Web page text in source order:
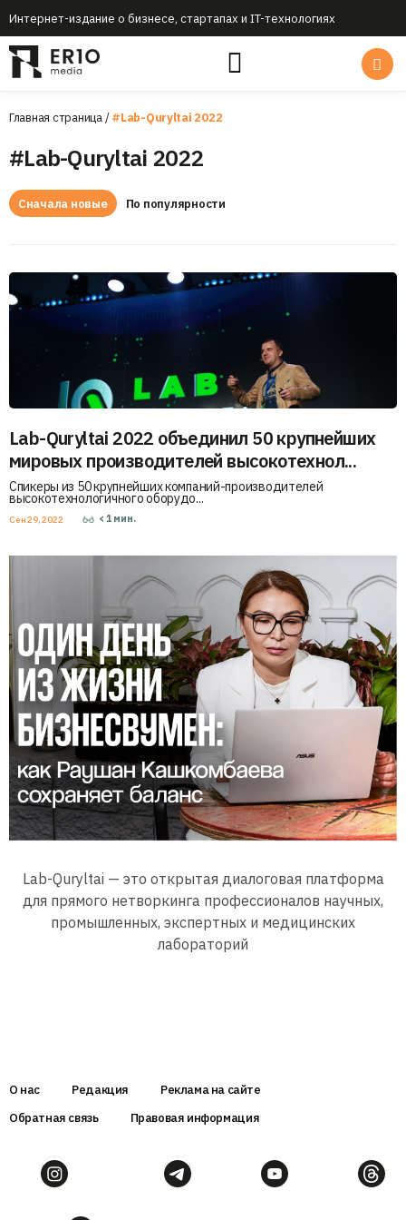
Интернет-издание о бизнесе, стартапах и IT-технологиях
Главная страница/#Lab-Quryltai 2022
#Lab-Quryltai 2022
Сначала новые По популярности
Lab-Quryltai 2022 объединил 50 крупнейших
мировых производителей высокотехнол...
Спикеры из 50 крупнейших компаний-производителей
высокотехнологичного оборудо...
Сен 29, 2022 < 1 мин.
Lab-Quryltai — это открытая диалоговая платформа
для прямого нетворкинга профессионалов научных,
промышленных, экспертных и медицинских
лабораторий
О нас Редакция
Реклама на сайте
Обратная связь
Правовая информация